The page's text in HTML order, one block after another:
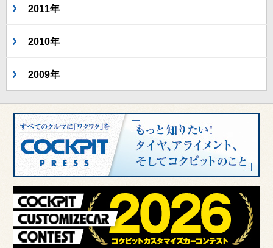
2011年
2010年
2009年